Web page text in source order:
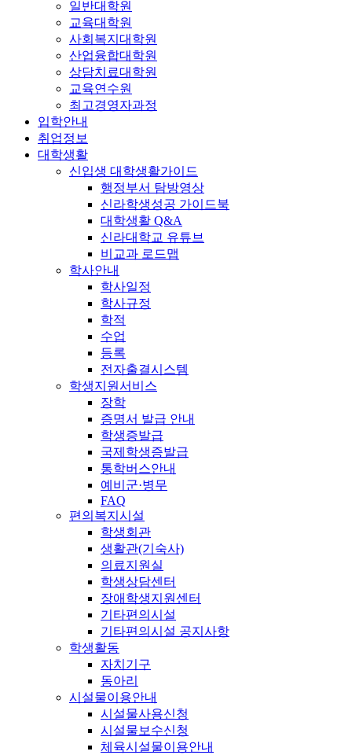
일반대학원
교육대학원
사회복지대학원
산업융합대학원
상담치료대학원
교육연수원
최고경영자과정
입학안내
취업정보
대학생활
신입생 대학생활가이드
행정부서 탐방영상
신라학생성공 가이드북
대학생활 Q&A
신라대학교 유튜브
비교과 로드맵
학사안내
학사일정
학사규정
학적
수업
등록
전자출결시스템
학생지원서비스
장학
증명서 발급 안내
학생증발급
국제학생증발급
통학버스안내
예비군·병무
FAQ
편의복지시설
학생회관
생활관(기숙사)
의료지원실
학생상담센터
장애학생지원센터
기타편의시설
기타편의시설 공지사항
학생활동
자치기구
동아리
시설물이용안내
시설물사용신청
시설물보수신청
체육시설물이용안내